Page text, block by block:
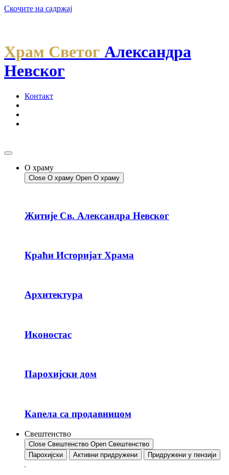
Скочите на садржај
Храм Светог Александра
Невског
Контакт
О храму
Close О храму Open О храму
Житије Св. Александра Невског
Краћи Историјат Храма
Архитектура
Иконостас
Парохијски дом
Капела са продавницом
Свештенство
Close Свештенство Open Свештенство
Парохијски
Активни придружени Придружени у пензији